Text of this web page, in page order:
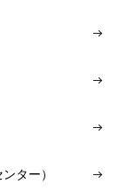
ター）